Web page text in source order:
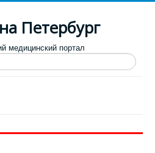
Петербург
медицинский портал